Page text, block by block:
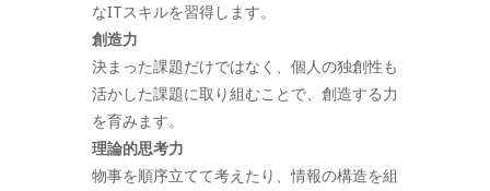
なITスキルを習得します。
創造力
決まった課題だけではなく、個人の独創性も
活かした課題に取り組むことで、創造する力
を育みます。
理論的思考力
物事を順序立てて考えたり、情報の構造を組